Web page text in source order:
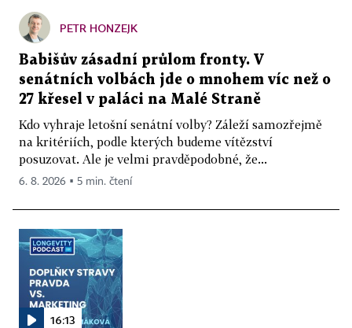
PETR HONZEJK
Babišův zásadní průlom fronty. V
senátních volbách jde o mnohem víc než o
27 křesel v paláci na Malé Straně
Kdo vyhraje letošní senátní volby? Záleží samozřejmě
na kritériích, podle kterých budeme vítězství
posuzovat. Ale je velmi pravděpodobné, že...
6. 8. 2026 ▪ 5 min. čtení
16:13